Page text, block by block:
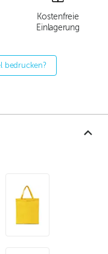
Kostenfreie
Einlagerung
bedrucken?